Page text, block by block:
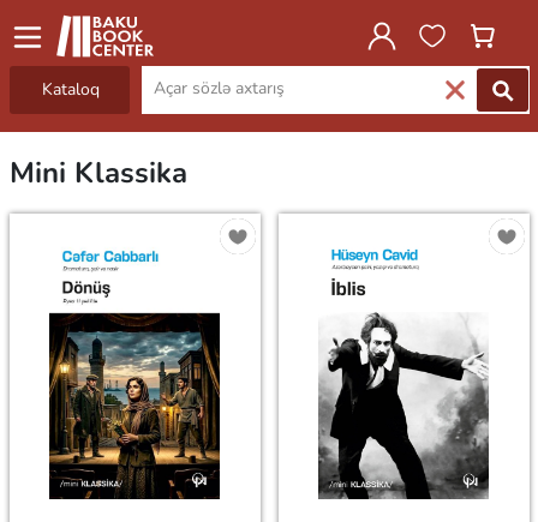
Kataloq
Mini Klassika